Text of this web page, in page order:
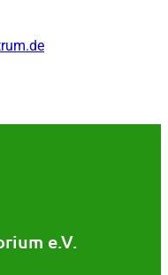
e.V.